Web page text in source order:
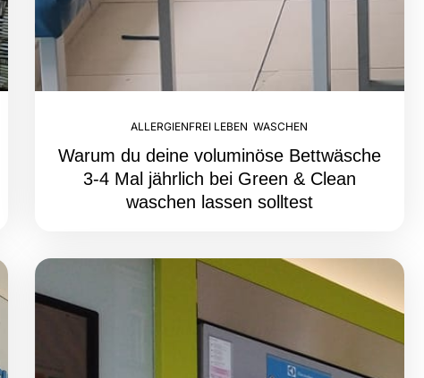
ALLERGIENFREI LEBEN ,WASCHEN
Warum du deine voluminöse Bettwäsche
3-4 Mal jährlich bei Green & Clean
waschen lassen solltest